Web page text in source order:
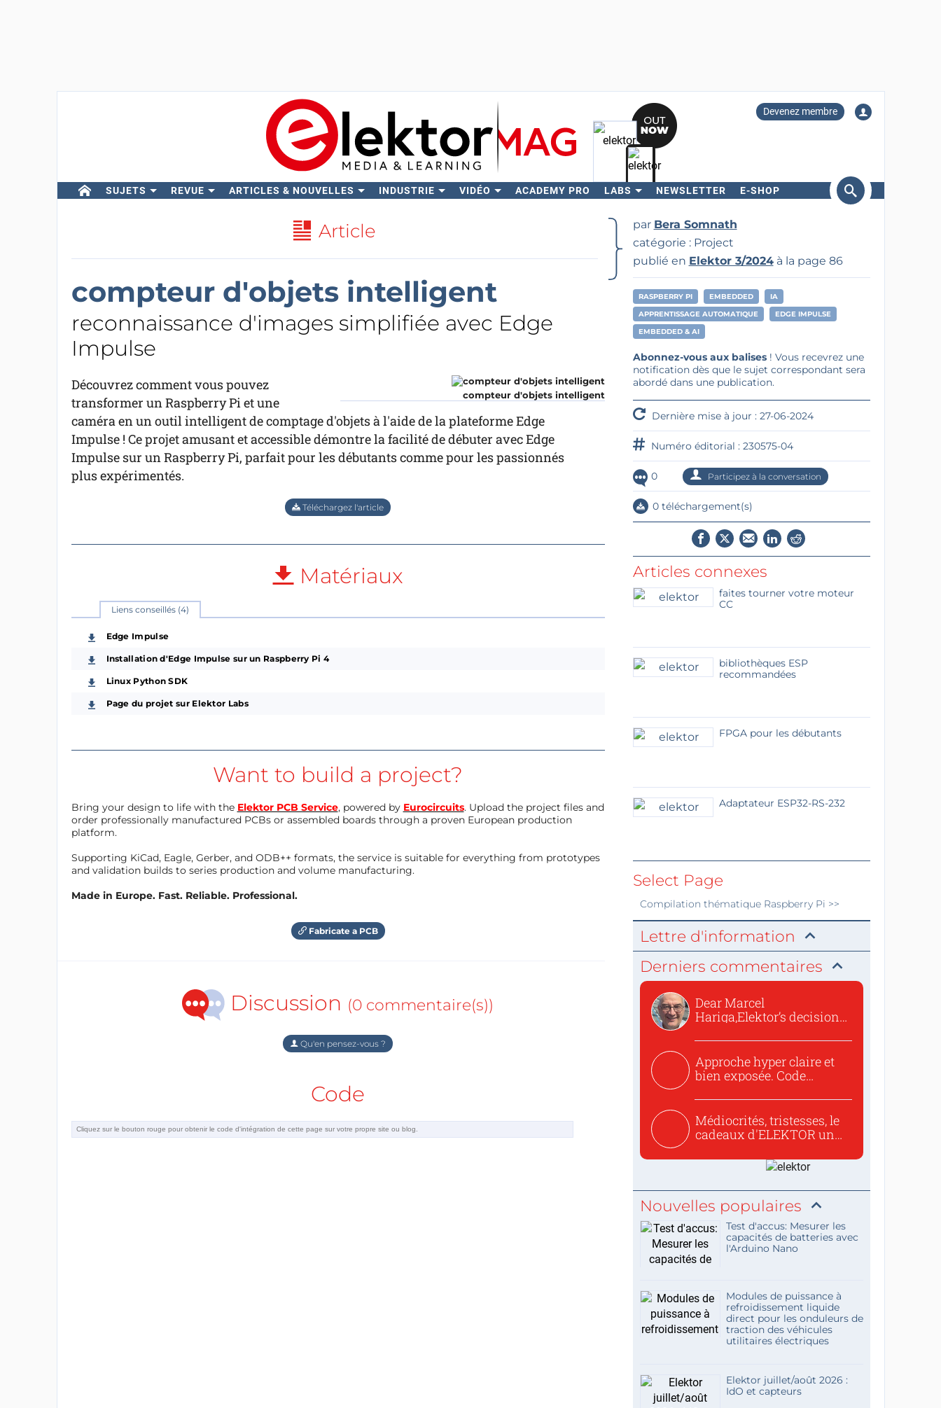
Devenez membre
SUJETS REVUE ARTICLES & NOUVELLES INDUSTRIE VIDÉO ACADEMY PRO LABS NEWSLETTER E-SHOP
Rechercher
Article
compteur d'objets intelligent
reconnaissance d'images simplifiée avec Edge
Impulse
compteur d'objets intelligent
Découvrez comment vous pouvez
transformer un Raspberry Pi et une
caméra en un outil intelligent de comptage d'objets à l'aide de la plateforme Edge
Impulse ! Ce projet amusant et accessible démontre la facilité de débuter avec Edge
Impulse sur un Raspberry Pi, parfait pour les débutants comme pour les passionnés
plus expérimentés.
Téléchargez l'article
Matériaux
Liens conseillés (4)
Edge Impulse
Installation d'Edge Impulse sur un Raspberry Pi 4
Linux Python SDK
Page du projet sur Elektor Labs
Want to build a project?
Bring your design to life with the Elektor PCB Service, powered by Eurocircuits. Upload the project files and
order professionally manufactured PCBs or assembled boards through a proven European production
platform.
Supporting KiCad, Eagle, Gerber, and ODB++ formats, the service is suitable for everything from prototypes
and validation builds to series production and volume manufacturing.
Made in Europe. Fast. Reliable. Professional.
Fabricate a PCB
Discussion (0 commentaire(s))
Qu'en pensez-vous ?
Code
par Bera Somnath
catégorie : Project
publié en Elektor 3/2024à la page 86
RASPBERRY PI EMBEDDED
IA
APPRENTISSAGE AUTOMATIQUE
EDGE IMPULSE
EMBEDDED & AI
Abonnez-vous aux balises! Vous recevrez une
notification dès que le sujet correspondant sera
abordé dans une publication.
Dernière mise à jour : 27-06-2024
Numéro éditorial : 230575-04
0 Participez à la conversation
0 téléchargement(s)
Articles connexes
faites tourner votre moteur
CC
bibliothèques ESP
recommandées
FPGA pour les débutants
Adaptateur ESP32-RS-232
Select Page
Compilation thématique Raspberry Pi >>
Lettre d'information
Derniers commentaires
Dear Marcel
Hariga,Elektor’s decision
Approche hyper claire et
bien exposée. Code
Médiocrités, tristesses, le
cadeaux d'ELEKTOR un
Nouvelles populaires
Test d'accus: Mesurer les
capacités de batteries avec
l'Arduino Nano
Modules de puissance à
refroidissement liquide
direct pour les onduleurs de
traction des véhicules
utilitaires électriques
Elektor juillet/août 2026 :
IdO et capteurs